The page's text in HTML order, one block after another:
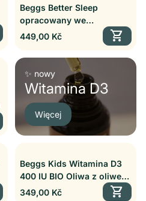
✨ nowy
Witamina D3
Więcej
Beggs Better Sleep
opracowany we
współpracy z Markiem
Dvořákiem (60 cps.)
Cena regularna
449,00 Kč shopping_cart
Beggs Kids Witamina D3
400 IU BIO Oliwa z oliwek
(30 ml)
Cena regularna
349,00 Kč shopping_cart